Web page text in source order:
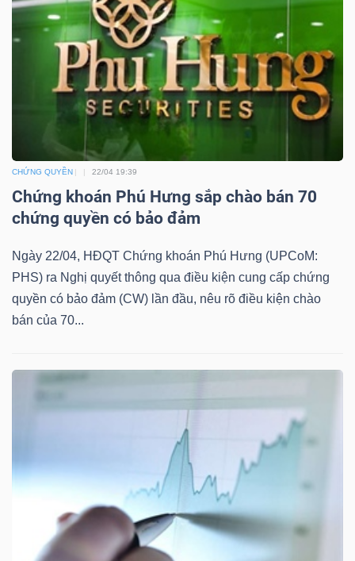
CHỨNG QUYỀN 22/04 19:39
Chứng khoán Phú Hưng sắp chào bán 70
chứng quyền có bảo đảm
Ngày 22/04, HĐQT Chứng khoán Phú Hưng (UPCoM:
PHS) ra Nghị quyết thông qua điều kiện cung cấp chứng
quyền có bảo đảm (CW) lần đầu, nêu rõ điều kiện chào
bán của 70...
YẾU
THIẾT
YẾU
SỨC
CÔNG